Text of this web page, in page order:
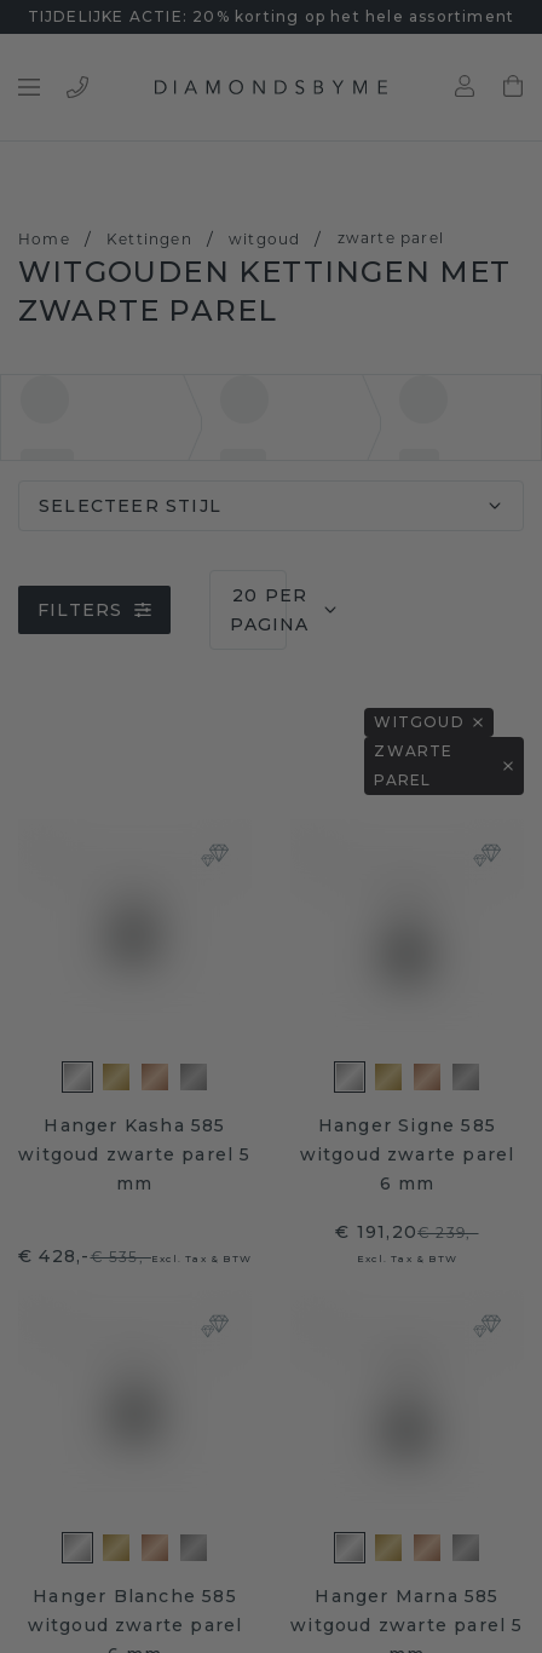
TIJDELIJKE ACTIE: 20% korting op het hele assortiment
Home / Kettingen / witgoud / zwarte parel
WITGOUDEN KETTINGEN MET
ZWARTE PAREL
SELECTEER STIJL
FILTERS
20 PER
PAGINA
WITGOUD
ZWARTE
PAREL
Hanger Kasha 585
witgoud zwarte parel 5
mm
€ 428,-€ 535,-Excl. Tax & BTW
Hanger Signe 585
witgoud zwarte parel
6 mm
€ 191,20€ 239,-
Excl. Tax & BTW
Hanger Blanche 585
witgoud zwarte parel
Hanger Marna 585
witgoud zwarte parel 5